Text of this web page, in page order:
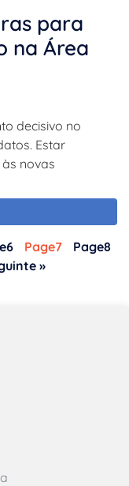
para
na Área
decisivo no
Estar
novas
6 Page7 Page8
»